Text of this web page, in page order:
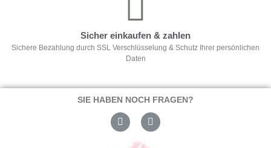
Sicher einkaufen & zahlen
Sichere Bezahlung durch SSL Verschlüsselung & Schutz Ihrer persönlichen
Daten
SIE HABEN NOCH FRAGEN?